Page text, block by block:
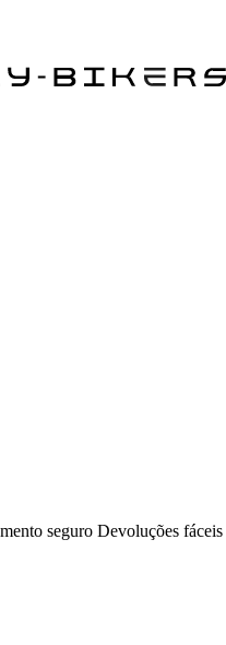
seguro Devoluções fáceis